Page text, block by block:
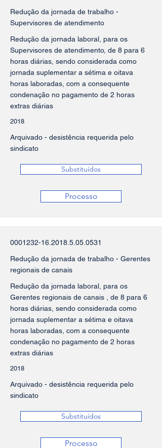
Redução da jornada de trabalho -
Supervisores de atendimento
Redução da jornada laboral, para os
Supervisores de atendimento, de 8 para 6
horas diárias, sendo considerada como
jornada suplementar a sétima e oitava
horas laboradas, com a consequente
condenação no pagamento de 2 horas
extras diárias
2018
Arquivado - desistência requerida pelo
sindicato
Substituídos
Processo
0001232-16.2018.5.05 .0531
Redução da jornada de trabalho - Gerentes
regionais de canais
Redução da jornada laboral, para os
Gerentes regionais de canais , de 8 para 6
horas diárias, sendo considerada como
jornada suplementar a sétima e oitava
horas laboradas, com a consequente
condenação no pagamento de 2 horas
extras diárias
2018
Arquivado - desistência requerida pelo
sindicato
Substituídos
Processo